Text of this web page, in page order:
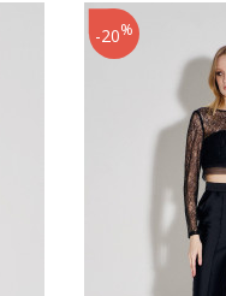
-20%